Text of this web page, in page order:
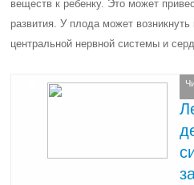
веществ к ребенку. Это может
развития. У плода может
центральной нервной системы и